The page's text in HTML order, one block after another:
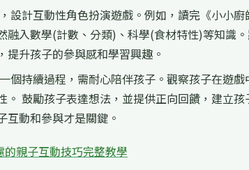
設計互動性角色扮演遊戲。例如，讀完《小小
融入數學(計數、分類)、科學(食材特性)等知識
升孩子的參與感和學習興趣。
個持續過程，需耐心陪伴孩子。觀察孩子在遊戲
鼓勵孩子表達想法，並提供正向回饋，建立孩
互動和參與才是關鍵。
親子互動技巧完整教學